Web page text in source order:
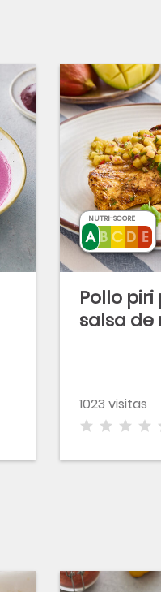
Pollo
salsa
1023 visitas
NUTRI-SCORE